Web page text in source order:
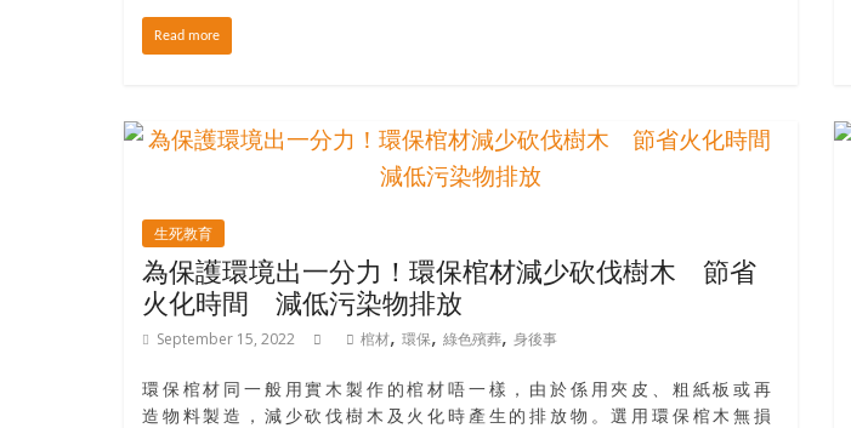
Read more
生死教育
為保護環境出一分力！環保棺材減少砍伐樹木 節省
火化時間 減低污染物排放
September 15, 2022 棺材, 環保, 綠色殯葬, 身後事
環保棺材同一般用實木製作的棺材唔一樣，由於係用夾皮、粗紙板或再
造物料製造，減少砍伐樹木及火化時產生的排放物。選用環保棺木無損